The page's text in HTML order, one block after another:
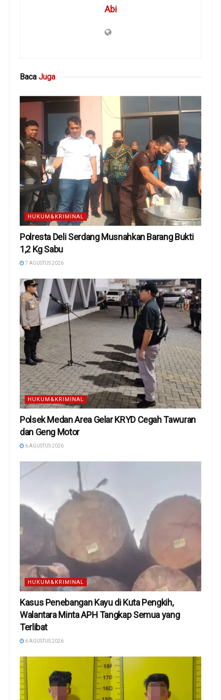
Abi
Baca Juga
HUKUM&KRIMINAL
Polresta Deli Serdang Musnahkan Barang Bukti
1,2 Kg Sabu
7 AGUSTUS 2026
HUKUM&KRIMINAL
Polsek Medan Area Gelar KRYD Cegah Tawuran
dan Geng Motor
6 AGUSTUS 2026
HUKUM&KRIMINAL
Kasus Penebangan Kayu di Kuta Pengkih,
Walantara Minta APH Tangkap Semua yang
Terlibat
6 AGUSTUS 2026